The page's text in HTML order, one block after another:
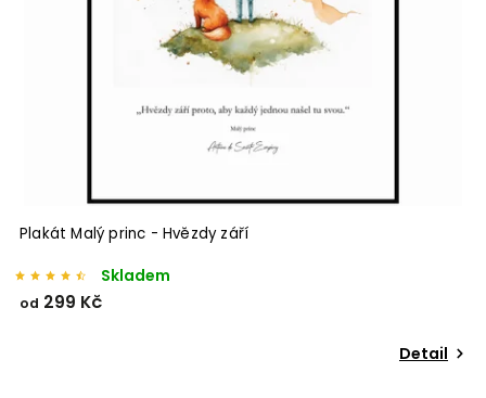
Plakát Malý princ - Hvězdy září
Skladem
od 299 Kč
Detail